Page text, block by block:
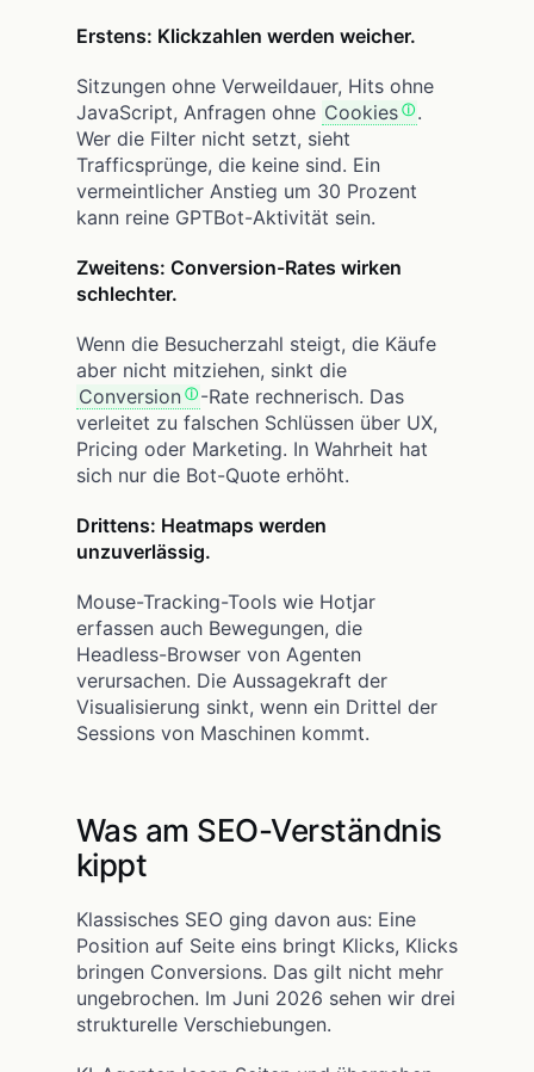
Erstens: Klickzahlen werden weicher.
Sitzungen ohne Verweildauer, Hits ohne
JavaScript, Anfragen ohne Cookies
.
Wer die Filter nicht setzt, sieht
Trafficsprünge, die keine sind. Ein
vermeintlicher Anstieg um 30 Prozent
kann reine GPTBot-Aktivität sein.
Zweitens: Conversion-Rates wirken
schlechter.
Wenn die Besucherzahl steigt, die Käufe
aber nicht mitziehen, sinkt die
Conversion
-Rate rechnerisch. Das
verleitet zu falschen Schlüssen über UX,
Pricing oder Marketing. In Wahrheit hat
sich nur die Bot-Quote erhöht.
Drittens: Heatmaps werden
unzuverlässig.
Mouse-Tracking-Tools wie Hotjar
erfassen auch Bewegungen, die
Headless-Browser von Agenten
verursachen. Die Aussagekraft der
Visualisierung sinkt, wenn ein Drittel der
Sessions von Maschinen kommt.
Was am SEO-Verständnis
kippt
Klassisches SEO ging davon aus: Eine
Position auf Seite eins bringt Klicks, Klicks
bringen Conversions. Das gilt nicht mehr
ungebrochen. Im Juni 2026 sehen wir drei
strukturelle Verschiebungen.